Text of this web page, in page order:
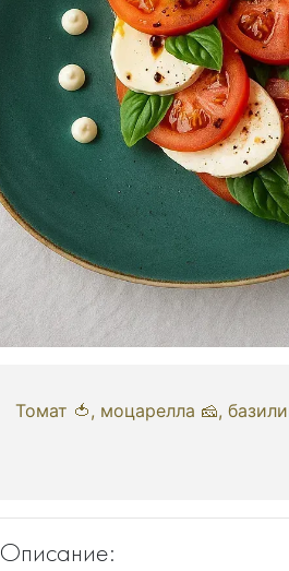
Томат 🍅, моцарелла 🧀,
Описание: